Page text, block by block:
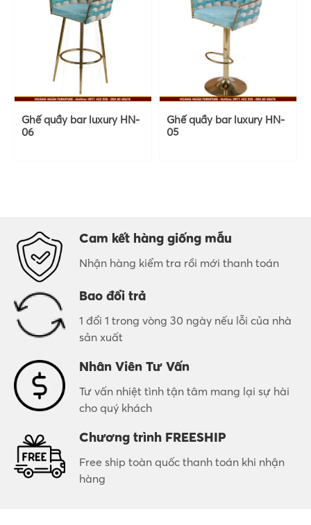
Ghế quầy bar luxury HN-
06
Ghế quầy bar luxury HN-
05
Cam kết hàng giống mẫu
Nhận hàng kiểm tra rồi mới thanh toán
Bao đổi trả
1 đổi 1 trong vòng 30 ngày nếu lỗi của nhà
sản xuất
Nhân Viên Tư Vấn
Tư vấn nhiệt tình tận tâm mang lại sự hài
cho quý khách
Chương trình FREESHIP
Free ship toàn quốc thanh toán khi nhận
hàng